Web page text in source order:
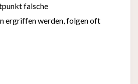
falsche
ergriffen werden, folgen oft